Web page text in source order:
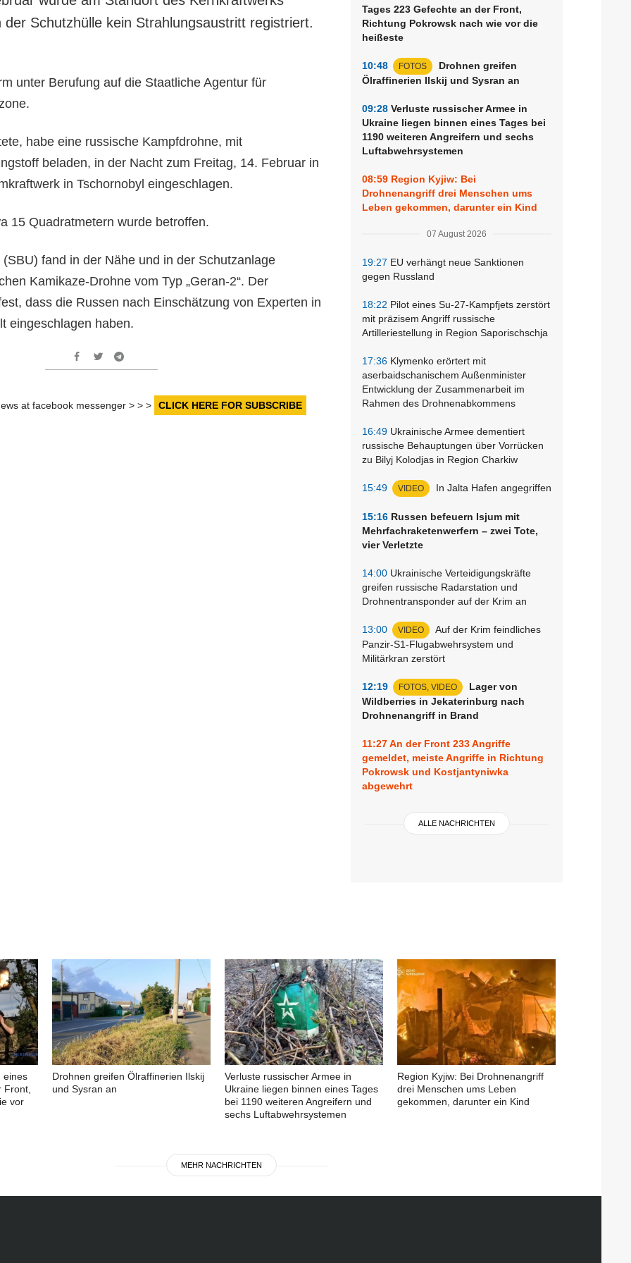
Tages 223 Gefechte an der Front,
Richtung Pokrowsk nach wie vor die
heißeste
10:48 FOTOS
Drohnen greifen
Ölraffinerien Ilskij und Sysran an
09:28 Verluste russischer Armee in
Ukraine liegen binnen eines Tages bei
1190 weiteren Angreifern und sechs
Luftabwehrsystemen
08:59 Region Kyjiw: Bei
Drohnenangriff drei Menschen ums
Leben gekommen, darunter ein Kind
07 August 2026
19:27 EU verhängt neue Sanktionen
gegen Russland
18:22 Pilot eines Su-27-Kampfjets zerstört
mit präzisem Angriff russische
Artilleriestellung in Region Saporischschja
17:36 Klymenko erörtert mit
aserbaidschanischem Außenminister
Entwicklung der Zusammenarbeit im
Rahmen des Drohnenabkommens
16:49 Ukrainische Armee dementiert
russische Behauptungen über Vorrücken
zu Bilyj Kolodjas in Region Charkiw
15:49 VIDEO In Jalta Hafen angegriffen
15:16 Russen befeuern Isjum mit
Mehrfachraketenwerfern – zwei Tote,
vier Verletzte
14:00 Ukrainische Verteidigungskräfte
greifen russische Radarstation und
Drohnentransponder auf der Krim an
13:00 VIDEO
Auf der Krim feindliches
Panzir-S1-Flugabwehrsystem und
Militärkran zerstört
12:19 FOTOS, VIDEO
Lager von
Wildberries in Jekaterinburg nach
Drohnenangriff in Brand
11:27An der Front 233 Angriffe
gemeldet, meiste Angriffe in Richtung
Pokrowsk und Kostjantyniwka
abgewehrt
ALLE NACHRICHTEN
der Schutzhülle kein Strahlungsaustritt registriert.
unter Berufung auf die Staatliche Agentur für
habe eine russische Kampfdrohne, mit
beladen, in der Nacht zum Freitag, 14. Februar in
in Tschornobyl eingeschlagen.
15 Quadratmetern wurde betroffen.
fand in der Nähe und in der Schutzanlage
Kamikaze-Drohne vom Typ „Geran-2“. Der
dass die Russen nach Einschätzung von Experten in
eingeschlagen haben.
at facebook messenger > > > CLICK HERE FOR SUBSCRIBE
eines
Front,
vor
Drohnen greifen Ölraffinerien Ilskij
und Sysran an
Verluste russischer Armee in
Ukraine liegen binnen eines Tages
bei 1190 weiteren Angreifern und
sechs Luftabwehrsystemen
Region Kyjiw: Bei Drohnenangriff
drei Menschen ums Leben
gekommen, darunter ein Kind
MEHR NACHRICHTEN